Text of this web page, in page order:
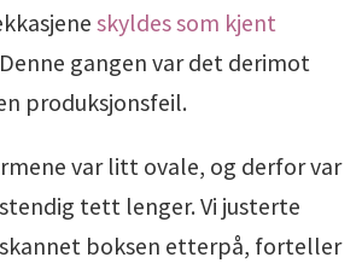
skyldes som kjent
gangen var det derimot
produksjonsfeil.
var litt ovale, og derfor var
tett lenger. Vi justerte
boksen etterpå, forteller